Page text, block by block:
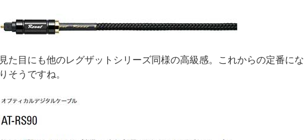
見た目にも他のレグザットシリーズ同様の高級感。これからの定番にな
りそうですね。